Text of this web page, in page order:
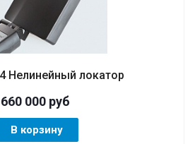
Нелинейный локатор
660 000руб
В корзину